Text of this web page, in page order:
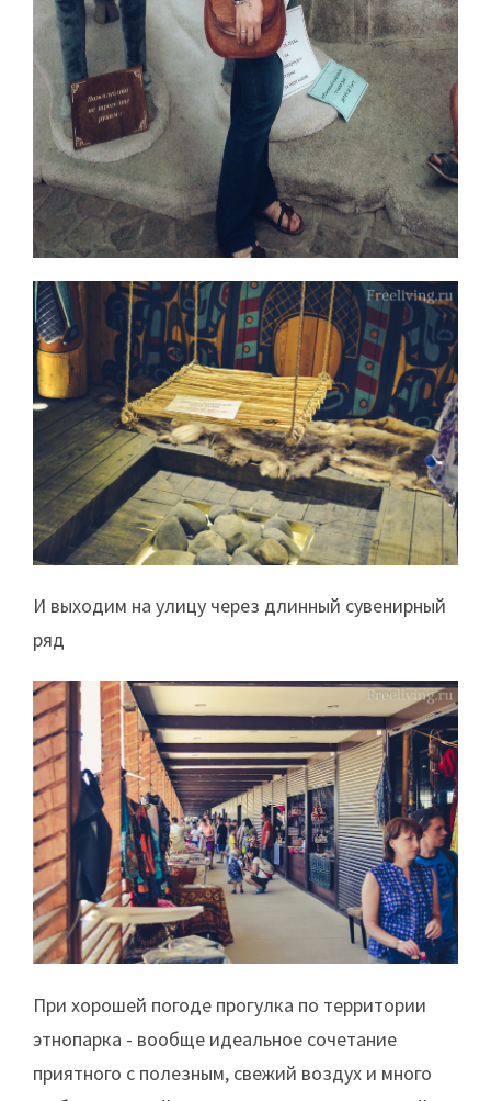
И выходим на улицу через длинный сувенирный
ряд
При хорошей погоде прогулка по территории
этнопарка - вообще идеальное сочетание
приятного с полезным, свежий воздух и много